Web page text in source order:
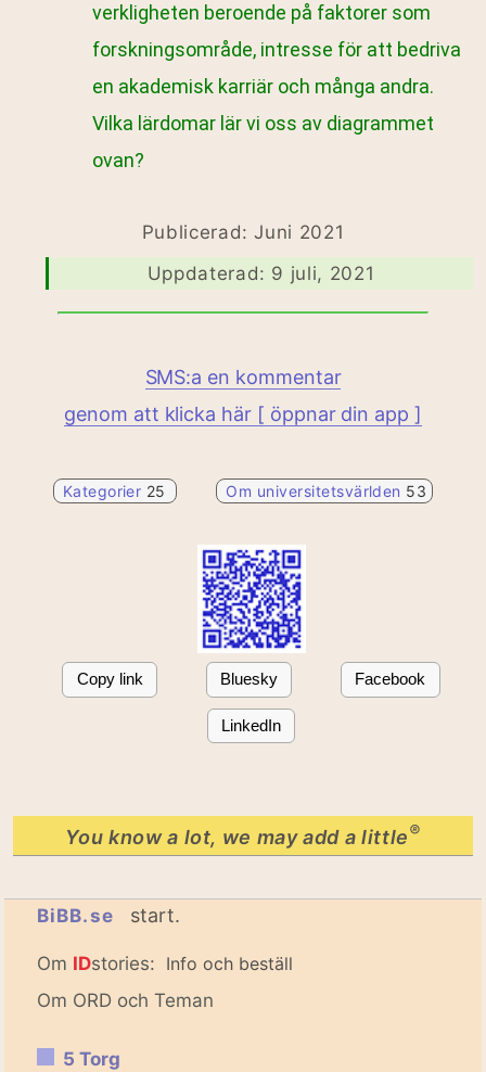
verkligheten beroende på faktorer som
forskningsområde, intresse för att bedriva
en akademisk karriär och många andra.
Vilka lärdomar lär vi oss av diagrammet
ovan?
Publicerad: Juni 2021
Uppdaterad: 9 juli, 2021
SMS:a en kommentar
genom att klicka här [ öppnar din app ]
Kategorier 25 Om universitetsvärlden 53
Copy link Bluesky Facebook
LinkedIn
You know a lot, we may add a little®
BiBB.se start.
Om IDstories: Info och beställ
Om ORD och Teman
5 Torg